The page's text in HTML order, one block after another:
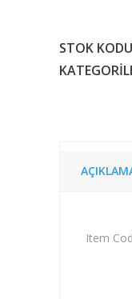
STOK
Item